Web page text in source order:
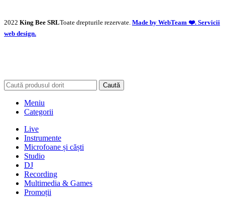
2022 King Bee SRLToate drepturile rezervate. Made by WebTeam ❤️. Servicii
web design.
Caută
Meniu
Categorii
Live
Instrumente
Microfoane și căști
Studio
DJ
Recording
Multimedia & Games
Promoții